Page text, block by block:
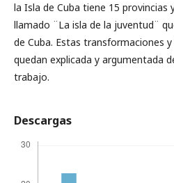
la Isla de Cuba tiene 15 provincias
llamado ¨La isla de la juventud¨
de Cuba. Estas transformaciones
quedan explicada y argumentada
trabajo.
Descargas